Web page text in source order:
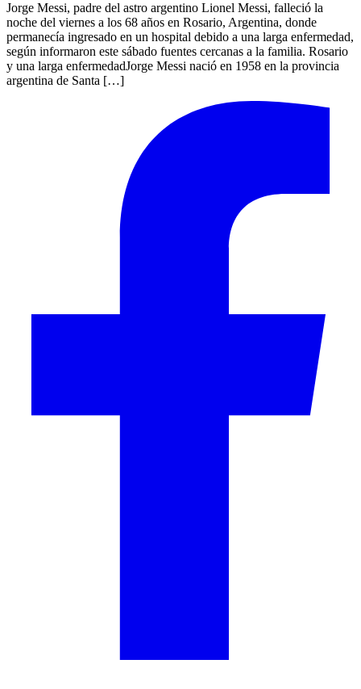
Jorge Messi, padre del astro argentino Lionel Messi, falleció la
noche del viernes a los 68 años en Rosario, Argentina, donde
permanecía ingresado en un hospital debido a una larga enfermedad,
según informaron este sábado fuentes cercanas a la familia. Rosario
y una larga enfermedadJorge Messi nació en 1958 en la provincia
argentina de Santa […]